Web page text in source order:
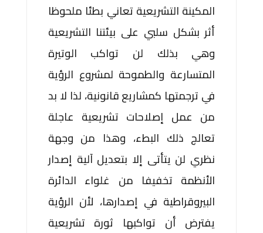
المكينة التشريعية تعاني بطئا ملحوظا
أثر بشكل سلبي على بيئتنا التشريعية
وهي بذلك لن تواكب الوتيرة
المتسارعة والطموحة لمشروع الرؤية
في ترجمتها كمشاريع قانونية، لذا لا بد
من عمل إصلاحات تشريعية عاجلة
تعالج ذلك البطء، وهذا من وجهة
نظري لن يتأتى إلا بتعديل آلية إصدار
الأنظمة تخفيفا من غلواء الدائرة
البيروقراطية في إصدارها، لأن الرؤية
يفترض أن تواكبها ثورة تشريعية